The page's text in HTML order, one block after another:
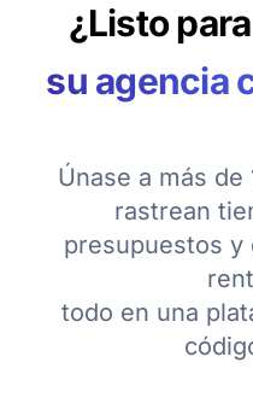
¿Listo
su agencia
Únase a más de
rastrean
presupuestos y
todo en una